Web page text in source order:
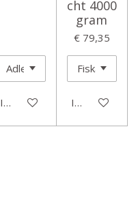
In winkelwagen
cht 4000
gram
€ 79,35
In